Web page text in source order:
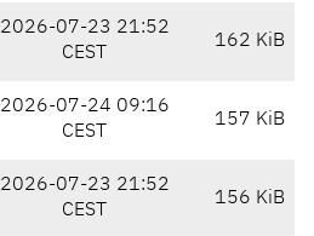
2026-07-23 21:52
CEST
162 KiB
2026-07-24 09:16
CEST
157 KiB
2026-07-23 21:52
CEST
156 KiB